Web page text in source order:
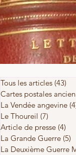
Tous les articles (43)
Cartes postales
La Vendée angevine
Le Thoureil (7)
Article de presse (4)
La Grande Guerre (5)
La Deuxième Guerre